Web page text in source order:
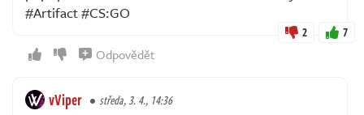
#Artifact #CS:GO
2 7
Odpovědět
vViper středa, 3. 4., 14:36